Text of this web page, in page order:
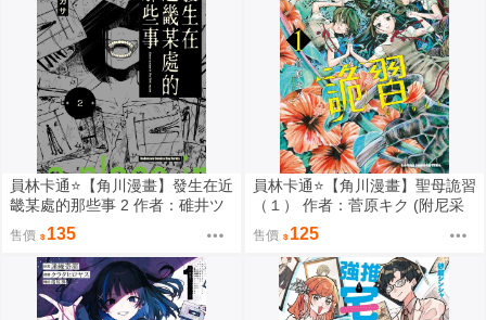
員林卡通⭐️【角川漫畫】發生在近
畿某處的那些事 2 作者：碓井ツ
カサ (附尼采書套)
售價 135
員林卡通⭐️【角川漫畫】聖母詭習
（１） 作者：菅原キク (附尼采
書套)
售價 125